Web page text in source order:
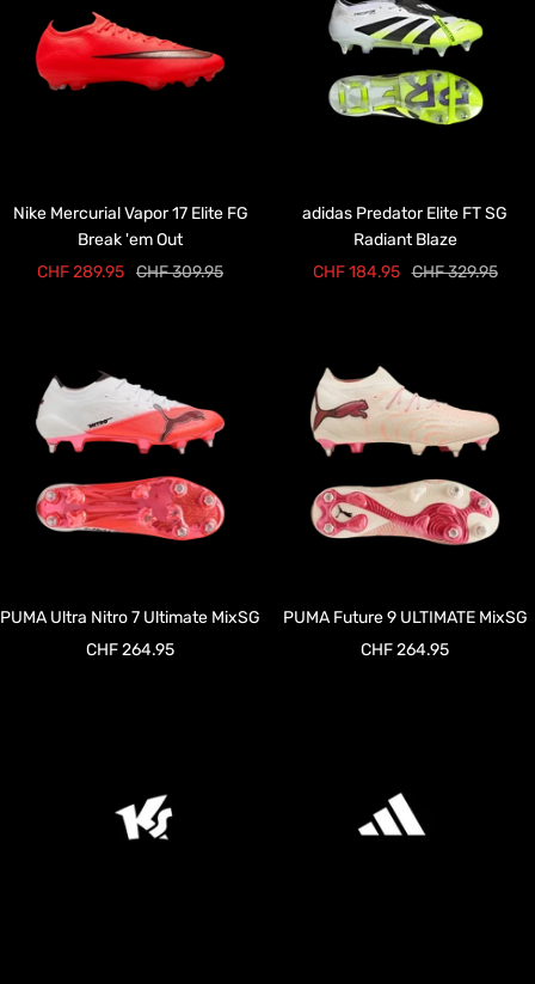
Nike Mercurial Vapor 17 Elite FG
Break 'em Out
Angebotspreis
CHF 289.95 Regulärer
CHF 309.95
adidas Predator Elite FT SG
Radiant Blaze
Angebotspreis
CHF 184.95 Regulärer
CHF 329.95
PUMA Ultra Nitro 7 Ultimate MixSG
Angebotspreis
CHF 264.95
PUMA Future 9 ULTIMATE MixSG
Angebotspreis
CHF 264.95